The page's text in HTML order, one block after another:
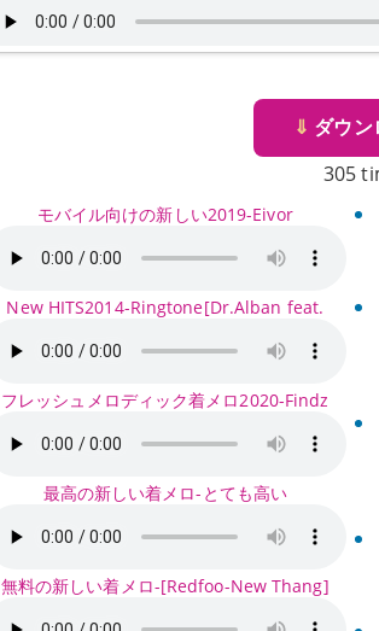
⇓ ダウン
305
モバイル向けの新しい2019-Eivor
New HITS2014-Ringtone[Dr.Alban feat.
フレッシュメロディック着メロ2020-Findz
最高の新しい着メロ-とても高い
無料の新しい着メロ-[Redfoo-New Thang]